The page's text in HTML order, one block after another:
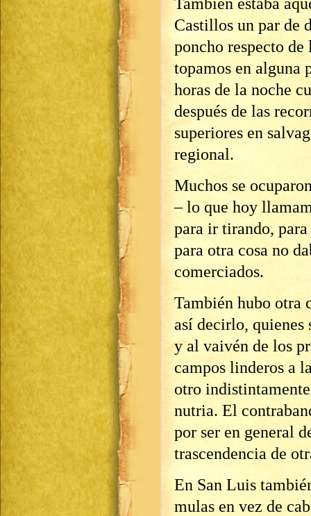
Castillos un par de
poncho respecto de
topamos en alguna
horas de la noche
después de las
superiores en
regional.
Muchos se
– lo que hoy
para ir tirando, para
para otra cosa no
comerciados.
También hubo otra
así decirlo, quienes
y al vaivén de los
campos linderos a
otro
nutria. El
por ser en general
trascendencia de
En San Luis
mulas en vez de